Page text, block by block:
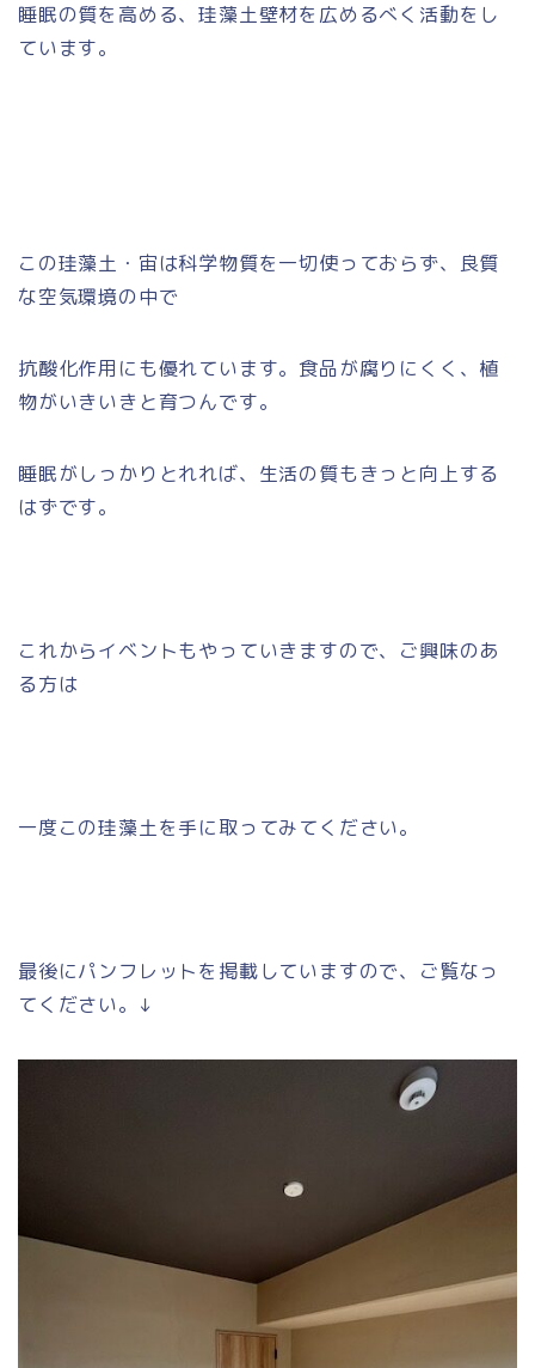
睡眠の質を高める、珪藻土壁材を広めるべく活動をし
ています。
この珪藻土・宙は科学物質を一切使っておらず、良質
な空気環境の中で
抗酸化作用にも優れています。食品が腐りにくく、植
物がいきいきと育つんです。
睡眠がしっかりとれれば、生活の質もきっと向上する
はずです。
これからイベントもやっていきますので、ご興味のあ
る方は
一度この珪藻土を手に取ってみてください。
最後にパンフレットを掲載していますので、ご覧なっ
てください。↓